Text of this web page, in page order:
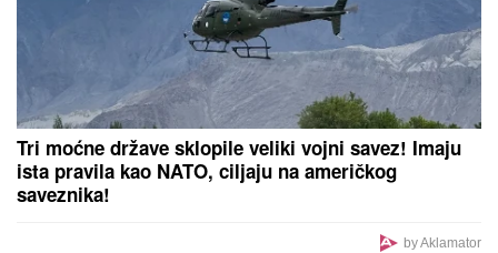
Tri moćne države sklopile veliki vojni savez! Imaju
ista pravila kao NATO, ciljaju na američkog
saveznika!
by Aklamator